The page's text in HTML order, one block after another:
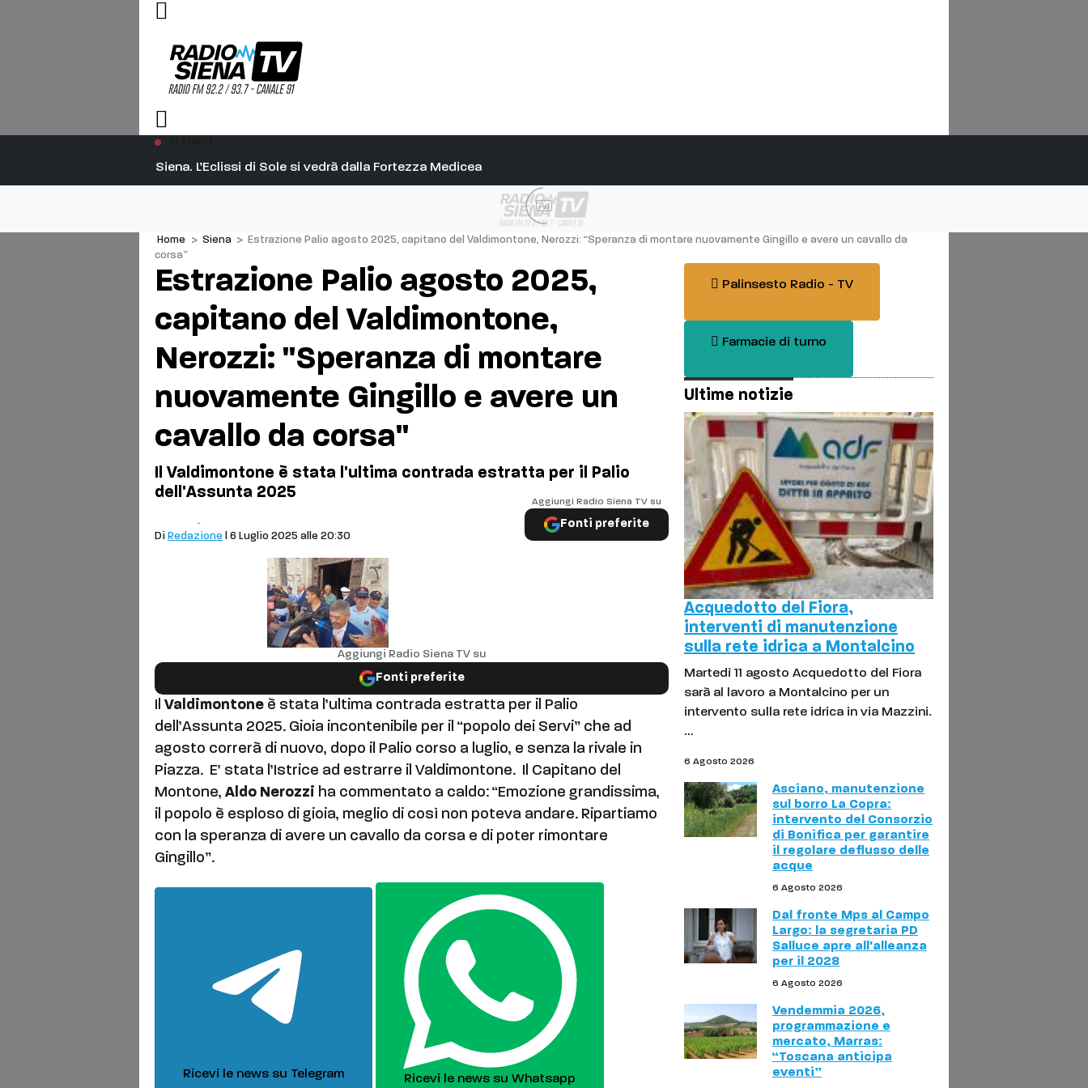
Siena. L’Eclissi di Sole si vedrà dalla Fortezza Medicea
Ad
Home > Siena >
Estrazione Palio agosto 2025, capitano del Valdimontone, Nerozzi: “Speranza di montare nuovamente Gingillo e avere un cavallo da
corsa”
Estrazione Palio agosto 2025,
capitano del Valdimontone,
Nerozzi: "Speranza di montare
nuovamente Gingillo e avere un
cavallo da corsa"
Il Valdimontone è stata l'ultima contrada estratta per il Palio
dell'Assunta 2025
Di Redazione | 6 Luglio 2025 alle 20:30
Aggiungi Radio Siena TV su
Fonti preferite
Aggiungi Radio Siena TV su
Fonti preferite
IlValdimontone è stata l’ultima contrada estratta per il Palio
dell’Assunta 2025. Gioia incontenibile per il “popolo dei Servi” che ad
agosto correrà di nuovo, dopo il Palio corso a luglio, e senza la rivale in
Piazza. E’ stata l’Istrice ad estrarre il Valdimontone. Il Capitano del
Montone,Aldo Nerozzi ha commentato a caldo: “Emozione grandissima,
il popolo è esploso di gioia, meglio di così non poteva andare. Ripartiamo
con la speranza di avere un cavallo da corsa e di poter rimontare
Gingillo”.
Ricevi le news su Telegram Ricevi le news su Whatsapp
Palinsesto Radio - TV
Farmacie di turno
Ultime notizie
Acquedotto del Fiora,
interventi di manutenzione
sulla rete idrica a Montalcino
Martedì 11 agosto Acquedotto del Fiora
sarà al lavoro a Montalcino per un
intervento sulla rete idrica in via Mazzini.
…
6 Agosto 2026
Asciano, manutenzione
sul borro La Copra:
intervento del Consorzio
di Bonifica per garantire
il regolare deflusso delle
acque
6 Agosto 2026
Dal fronte Mps al Campo
Largo: la segretaria PD
Salluce apre all'alleanza
per il 2028
6 Agosto 2026
Vendemmia 2026,
programmazione e
mercato, Marras:
“Toscana anticipa
eventi”